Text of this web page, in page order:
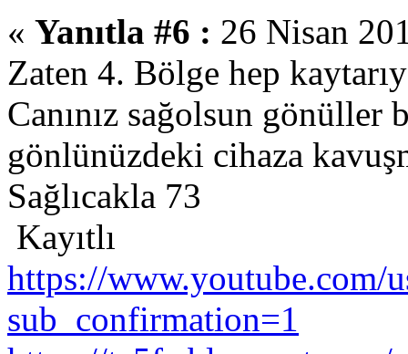
« Yanıtla #6 : 26 Nisan
Zaten 4. Bölge hep
Canınız sağolsun gönüller
gönlünüzdeki cihaza
Sağlıcakla 73
Kayıtlı
https://www.youtube.com/
sub_confirmation=1